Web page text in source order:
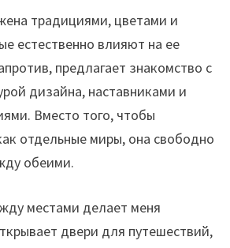
традициями, цветами и
естественно влияют на ее
предлагает знакомство с
дизайна, наставниками и
Вместо того, чтобы
отдельные миры, она свободно
обеими.
местами делает меня
двери для путешествий,